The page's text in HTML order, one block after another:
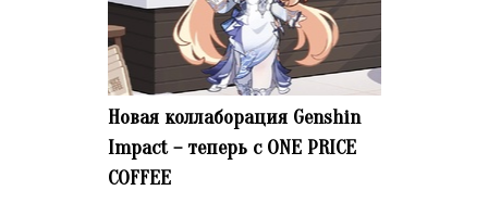
Новая коллаборация Genshin
Impact – теперь с ONE PRICE
COFFEE